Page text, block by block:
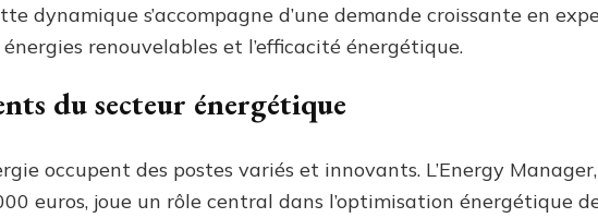
dynamique s’accompagne d’une demande croissante en
renouvelables et l’efficacité énergétique.
du secteur énergétique
occupent des postes variés et innovants. L’Energy
euros, joue un rôle central dans l’optimisation énergétique